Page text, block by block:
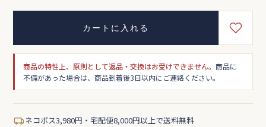
カートに入れる
商品の特性上、原則として返品・交換はお受けできません。商品に
不備があった場合は、商品到着後3日以内にご連絡ください。
ネコポス3,980円・宅配便8,000円以上で送料無料